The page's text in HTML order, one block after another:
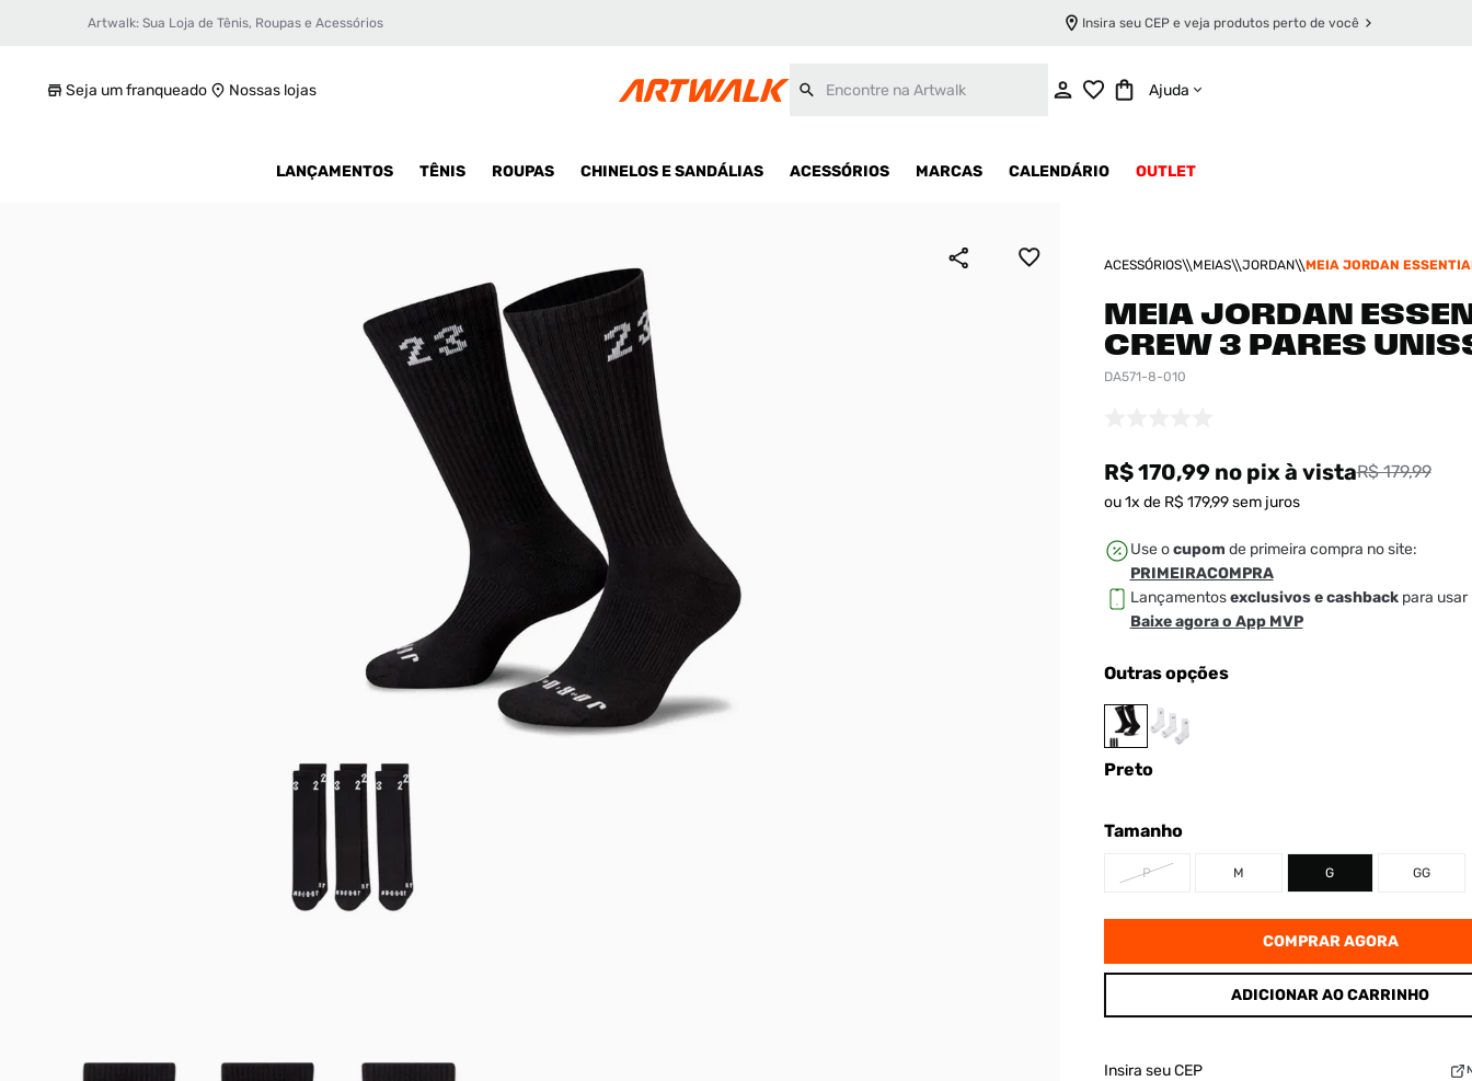
Artwalk: Sua Loja de Tênis, Roupas e Acessórios Insira seu CEP e veja produtos perto de você
Seja um franqueado Nossas lojas Ajuda
LANÇAMENTOS TÊNIS ROUPAS CHINELOS E SANDÁLIAS ACESSÓRIOS MARCAS CALENDÁRIO OUTLET
ACESSÓRIOS MEIAS JORDAN
MEIA JORDAN
MEIA JORDAN
CREW 3 PARES
DA571-8-010
R$ 170,99no pixà vistaR$ 179,99
ou1x de R$ 179,99sem juros
Use ocupom de primeira compra no site:
PRIMEIRACOMPRA
Lançamentosexclusivos e cashbackpara usar
Baixe agora o App MVP
Outras opções
Preto
Tamanho
P M G GG
COMPRAR AGORA
ADICIONAR AO CARRINHO
Insira seu CEP
Meia Jordan Essential Crew 3 Pares Unissex